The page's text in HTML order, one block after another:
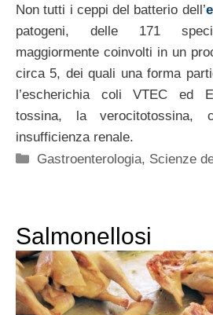
Non tutti i ceppi del batterio dell’
patogeni, delle 171
maggiormente coinvolti in un
circa 5, dei quali una forma
l’escherichia coli VTEC ed
tossina, la verocitotossina,
insufficienza renale.
Categorie
Gastroenterologia, Scienze
Salmonellosi